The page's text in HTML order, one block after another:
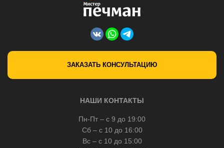
ЗАКАЗАТЬ КОНСУЛЬТАЦИЮ
НАШИ КОНТАКТЫ
Пн-Пт – с 9 до 19:00
Сб – с 10 до 16:00
Вс – с 10 до 15:00